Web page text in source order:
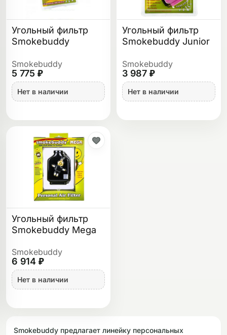
Угольный фильтр
Smokebuddy
Smokebuddy
5 775 ₽
Нет в наличии
Угольный фильтр
Smokebuddy Junior
Smokebuddy
3 987 ₽
Нет в наличии
Угольный фильтр
Smokebuddy Mega
Smokebuddy
6 914 ₽
Нет в наличии
Smokebuddy предлагает линейку персональных